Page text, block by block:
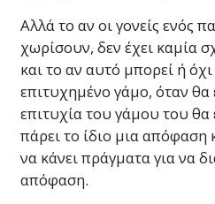
Αλλά το αν οι γονείς ενός
χωρίσουν, δεν έχει καμία
και το αν αυτό μπορεί ή
επιτυχημένο γάμο, όταν θα
επιτυχία του γάμου του θα
πάρει το ίδιο μια απόφαση
να κάνει πράγματα για να
απόφαση.